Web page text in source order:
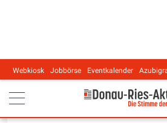
Main navigation
Webkiosk Jobbörse Eventkalender